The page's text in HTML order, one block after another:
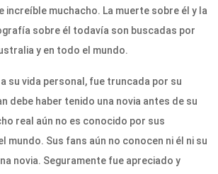
increíble muchacho. La muerte sobre él y la
sobre él todavía son buscadas por
y en todo el mundo.
su vida personal, fue truncada por su
debe haber tenido una novia antes de su
real aún no es conocido por sus
mundo. Sus fans aún no conocen ni él ni su
novia. Seguramente fue apreciado y